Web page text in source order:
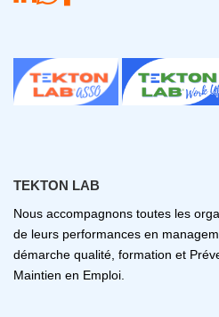
TEKTON LAB
Nous accompagnons toutes les
de leurs performances en
démarche qualité, formation et
Maintien en Emploi.